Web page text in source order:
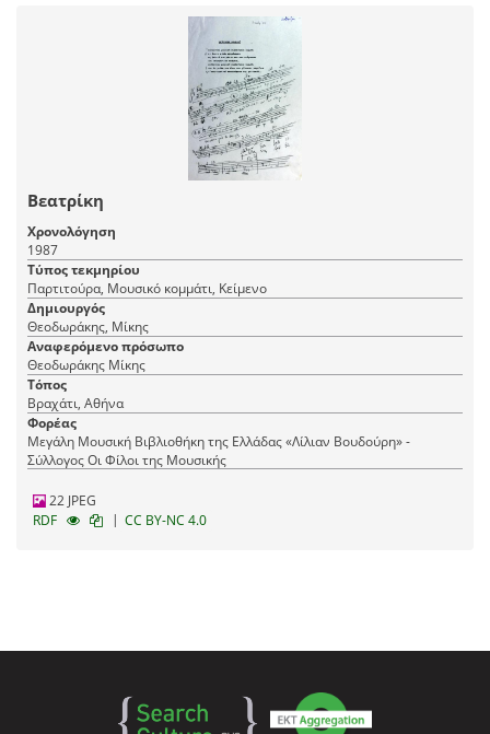
Βεατρίκη
Χρονολόγηση
1987
Τύπος τεκμηρίου
Παρτιτούρα, Μουσικό κομμάτι, Κείμενο
Δημιουργός
Θεοδωράκης, Μίκης
Αναφερόμενο πρόσωπο
Θεοδωράκης Μίκης
Τόπος
Βραχάτι, Αθήνα
Φορέας
Μεγάλη Μουσική Βιβλιοθήκη της Ελλάδας «Λίλιαν Βουδούρη» -
Σύλλογος Οι Φίλοι της Μουσικής
22 JPEG
RDF
| CC BY-NC 4.0